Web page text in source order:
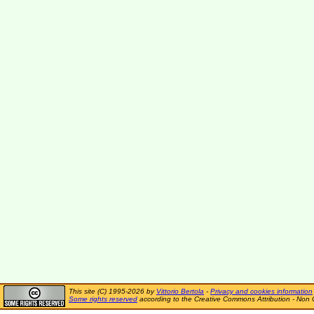
This site (C) 1995-2026 by Vittorio Bertola - Privacy and cookies information
Some rights reserved according to the Creative Commons Attribution - Non